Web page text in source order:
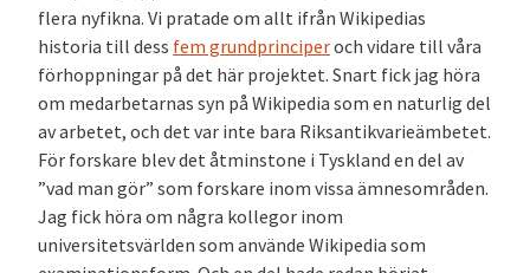
flera nyfikna. Vi pratade om allt ifrån Wikipedias
historia till dess fem grundprinciperoch vidare till våra
förhoppningar på det här projektet. Snart fick jag höra
om medarbetarnas syn på Wikipedia som en naturlig del
av arbetet, och det var inte bara Riksantikvarieämbetet.
För forskare blev det åtminstone i Tyskland en del av
”vad man gör” som forskare inom vissa ämnesområden.
Jag fick höra om några kollegor inom
universitetsvärlden som använde Wikipedia som